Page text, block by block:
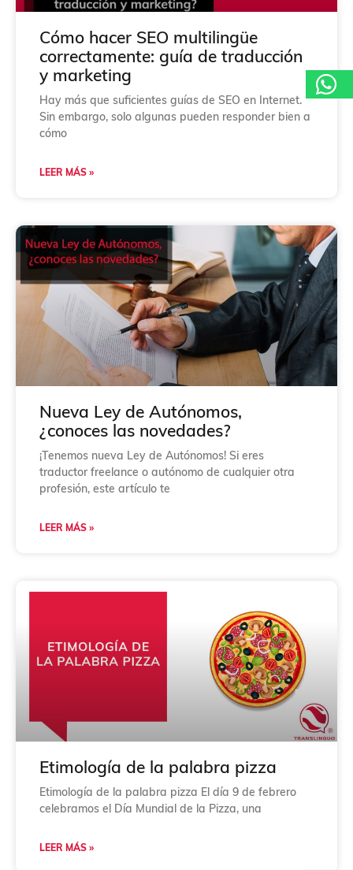
n
Cómo hacer SEO multilingüe
correctamente: guía de traducción
y marketing
Hay más que suficientes guías de SEO en Internet.
Sin embargo, solo algunas pueden responder bien a
cómo
LEER MÁS »
Nueva Ley de Autónomos,
¿conoces las novedades?
¡Tenemos nueva Ley de Autónomos! Si eres
traductor freelance o autónomo de cualquier otra
profesión, este artículo te
LEER MÁS »
Etimología de la palabra pizza
Etimología de la palabra pizza El día 9 de febrero
celebramos el Día Mundial de la Pizza, una
LEER MÁS »